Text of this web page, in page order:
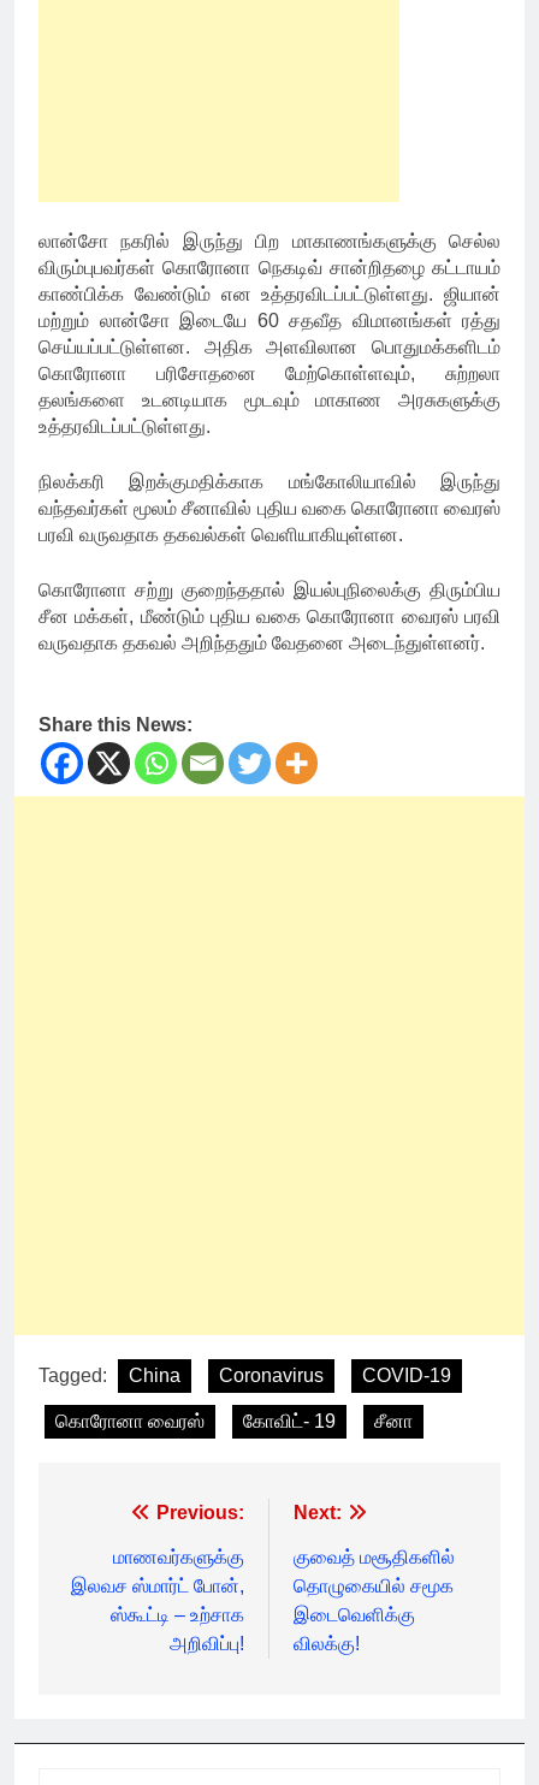
லான்சோ நகரில் இருந்து பிற மாகாணங்களுக்கு செல்ல
விரும்புபவர்கள் கொரோனா நெகடிவ் சான்றிதழை கட்டாயம்
காண்பிக்க வேண்டும் என உத்தரவிடப்பட்டுள்ளது. ஜியான்
மற்றும் லான்சோ இடையே 60 சதவீத விமானங்கள் ரத்து
செய்யப்பட்டுள்ளன. அதிக அளவிலான பொதுமக்களிடம்
கொரோனா பரிசோதனை மேற்கொள்ளவும், சுற்றலா
தலங்களை உடனடியாக மூடவும் மாகாண அரசுகளுக்கு
உத்தரவிடப்பட்டுள்ளது.
நிலக்கரி இறக்குமதிக்காக மங்கோலியாவில் இருந்து
வந்தவர்கள் மூலம் சீனாவில் புதிய வகை கொரோனா வைரஸ்
பரவி வருவதாக தகவல்கள் வெளியாகியுள்ளன.
கொரோனா சற்று குறைந்ததால் இயல்புநிலைக்கு திரும்பிய
சீன மக்கள், மீண்டும் புதிய வகை கொரோனா வைரஸ் பரவி
வருவதாக தகவல் அறிந்ததும் வேதனை அடைந்துள்ளனர்.
Share this News:
Tagged: China Coronavirus COVID-19
கொரோனா வைரஸ் கோவிட்- 19 சீனா
navigation
Previous:
மாணவர்களுக்கு
இலவச ஸ்மார்ட் போன்,
ஸ்கூட்டி – உற்சாக
அறிவிப்பு!
Next:
குவைத் மசூதிகளில்
தொழுகையில் சமூக
இடைவெளிக்கு
விலக்கு!